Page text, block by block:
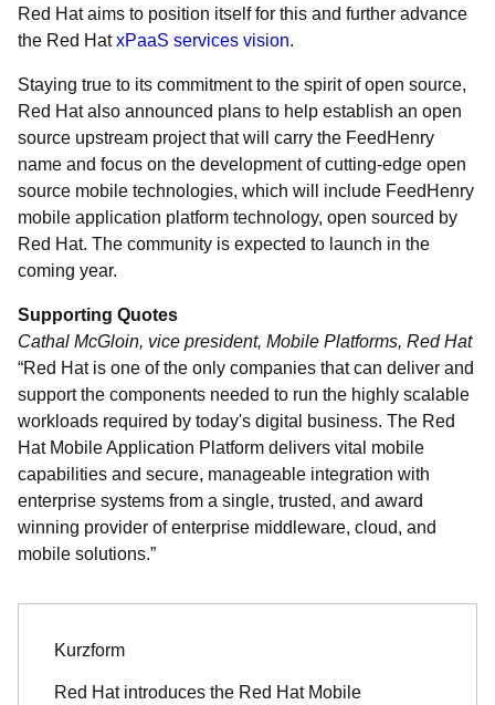
Red Hat aims to position itself for this and further advance
the Red HatxPaaS services vision.
Staying true to its commitment to the spirit of open source,
Red Hat also announced plans to help establish an open
source upstream project that will carry the FeedHenry
name and focus on the development of cutting-edge open
source mobile technologies, which will include FeedHenry
mobile application platform technology, open sourced by
Red Hat. The community is expected to launch in the
coming year.
Supporting Quotes
Cathal McGloin, vice president, Mobile Platforms, Red Hat
“Red Hat is one of the only companies that can deliver and
support the components needed to run the highly scalable
workloads required by today's digital business. The Red
Hat Mobile Application Platform delivers vital mobile
capabilities and secure, manageable integration with
enterprise systems from a single, trusted, and award
winning provider of enterprise middleware, cloud, and
mobile solutions.”
Kurzform
Red Hat introduces the Red Hat Mobile